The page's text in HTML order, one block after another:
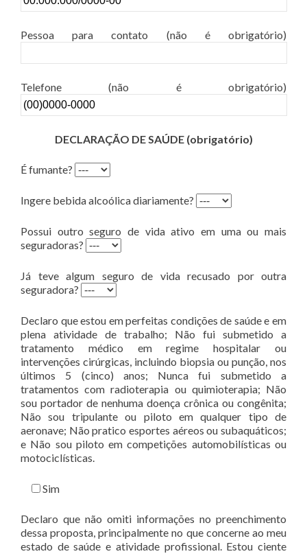
Pessoa para contato (não é obrigatório)
Telefone (não é obrigatório)
DECLARAÇÃO DE SAÚDE (obrigatório)
É fumante?
Ingere bebida alcoólica diariamente?
Possui outro seguro de vida ativo em uma ou mais
seguradoras?
Já teve algum seguro de vida recusado por outra
seguradora?
Declaro que estou em perfeitas condições de saúde e em
plena atividade de trabalho; Não fui submetido a
tratamento médico em regime hospitalar ou
intervenções cirúrgicas, incluindo biopsia ou punção, nos
últimos 5 (cinco) anos; Nunca fui submetido a
tratamentos com radioterapia ou quimioterapia; Não
sou portador de nenhuma doença crônica ou congênita;
Não sou tripulante ou piloto em qualquer tipo de
aeronave; Não pratico esportes aéreos ou subaquáticos;
e Não sou piloto em competições automobilísticas ou
motociclísticas.
Sim
Declaro que não omiti informações no preenchimento
dessa proposta, principalmente no que concerne ao meu
estado de saúde e atividade profissional. Estou ciente